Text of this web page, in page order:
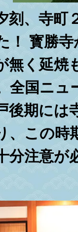
刻、寺町
！ 寳勝
無く延焼
全国ニュ
後期には
、この時
分注意が